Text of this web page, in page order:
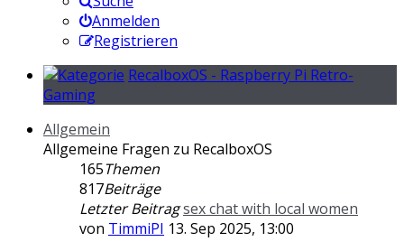
Anmelden
Registrieren
RecalboxOS - Raspberry Pi Retro-
Gaming
Allgemein
Allgemeine Fragen zu RecalboxOS
165Themen
817Beiträge
Letzter Beitragsex chat with local women
von TimmiPI 13. Sep 2025, 13:00